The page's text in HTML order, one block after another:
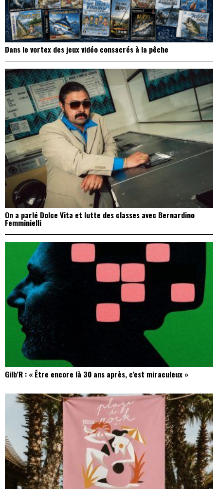
Dans le vortex des jeux vidéo consacrés à la pêche
On a parlé Dolce Vita et lutte des classes avec Bernardino
Femminielli
Gilb’R : « Être encore là 30 ans après, c’est miraculeux »